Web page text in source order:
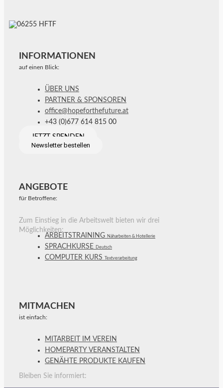
INFORMATIONEN
auf einen Blick:
ÜBER UNS
PARTNER & SPONSOREN
office@hopeforthefuture.at
+43 (0)677 614 815 00
JETZT SPENDEN
Newsletter bestellen
ANGEBOTE
für Betroffene:
Zum Einstieg in die Arbeitswelt bieten wir drei
Möglichkeiten:
ARBEITSTRAINING Näharbeiten & Hotellerie
SPRACHKURSE Deutsch
COMPUTER KURS Textverarbeitung
MITMACHEN
ist einfach:
MITARBEIT IM VEREIN
HOMEPARTY VERANSTALTEN
GENÄHTE PRODUKTE KAUFEN
Bleiben Sie informiert: